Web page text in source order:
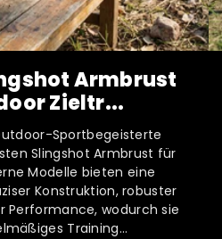
Armbrust
Zieltr...
Sportbegeisterte
Slingshot Armbrust für
Modelle bieten eine
Konstruktion, robuster
Performance, wodurch sie
Training...